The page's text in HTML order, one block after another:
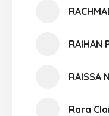
RAIHAN
RAISSA
Rara